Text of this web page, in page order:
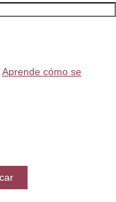
Aprende cómo se